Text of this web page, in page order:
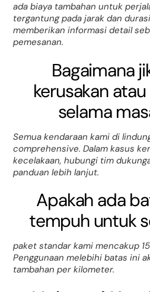
ada biaya tambahan untuk
tergantung pada jarak dan
memberikan informasi detail
pemesanan.
Bagaimana
kerusakan
selama
Semua kendaraan kami di
comprehensive. Dalam kasus
kecelakaan, hubungi tim
panduan lebih lanjut.
Apakah ada
tempuh untuk
paket standar kami mencakup
Penggunaan melebihi batas ini
tambahan per kilometer.